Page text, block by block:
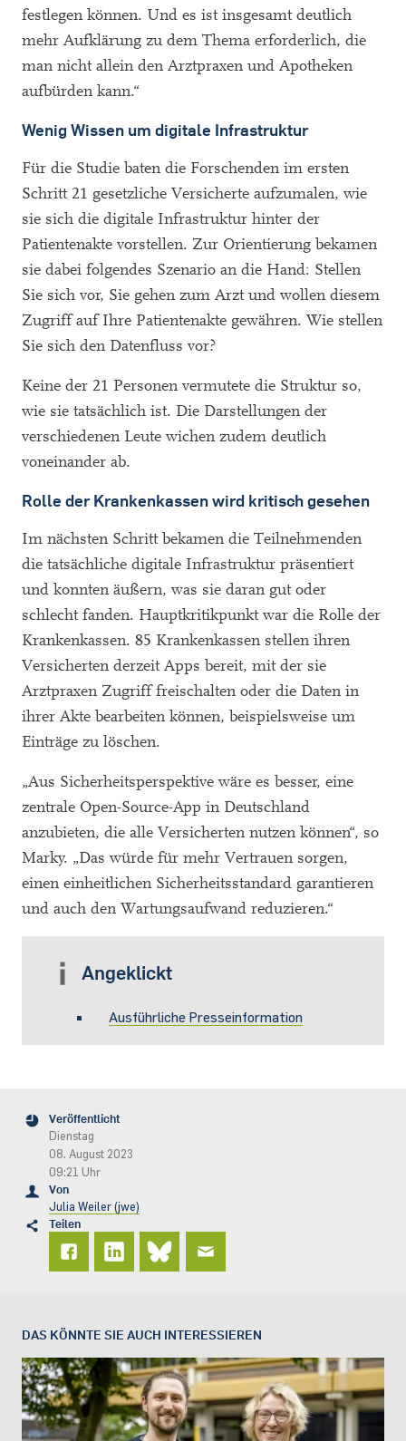
festlegen können. Und es ist insgesamt deutlich
mehr Aufklärung zu dem Thema erforderlich, die
man nicht allein den Arztpraxen und Apotheken
aufbürden kann.“
Wenig Wissen um digitale Infrastruktur
Für die Studie baten die Forschenden im ersten
Schritt 21 gesetzliche Versicherte aufzumalen, wie
sie sich die digitale Infrastruktur hinter der
Patientenakte vorstellen. Zur Orientierung bekamen
sie dabei folgendes Szenario an die Hand: Stellen
Sie sich vor, Sie gehen zum Arzt und wollen diesem
Zugriff auf Ihre Patientenakte gewähren. Wie stellen
Sie sich den Datenfluss vor?
Keine der 21 Personen vermutete die Struktur so,
wie sie tatsächlich ist. Die Darstellungen der
verschiedenen Leute wichen zudem deutlich
voneinander ab.
Rolle der Krankenkassen wird kritisch gesehen
Im nächsten Schritt bekamen die Teilnehmenden
die tatsächliche digitale Infrastruktur präsentiert
und konnten äußern, was sie daran gut oder
schlecht fanden. Hauptkritikpunkt war die Rolle der
Krankenkassen. 85 Krankenkassen stellen ihren
Versicherten derzeit Apps bereit, mit der sie
Arztpraxen Zugriff freischalten oder die Daten in
ihrer Akte bearbeiten können, beispielsweise um
Einträge zu löschen.
„Aus Sicherheitsperspektive wäre es besser, eine
zentrale Open-Source-App in Deutschland
anzubieten, die alle Versicherten nutzen können“, so
Marky. „Das würde für mehr Vertrauen sorgen,
einen einheitlichen Sicherheitsstandard garantieren
und auch den Wartungsaufwand reduzieren.“
Angeklickt
Ausführliche Presseinformation
Veröffentlicht
Dienstag
08. August 2023
09:21 Uhr
Von
Julia Weiler (jwe)
Teilen
DAS KÖNNTE SIE AUCH INTERESSIEREN